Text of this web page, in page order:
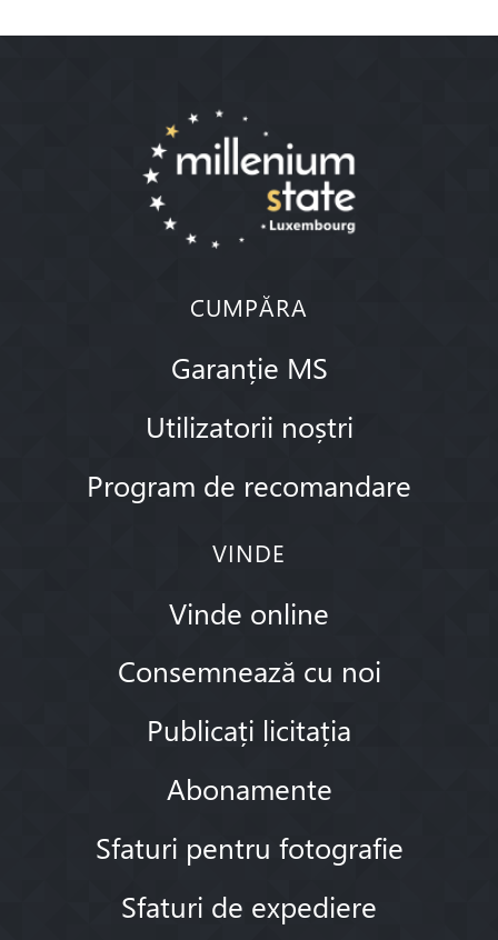
CUMPĂRA
Garanție MS
Utilizatorii noștri
Program de recomandare
VINDE
Vinde online
Consemnează cu noi
Publicați licitația
Abonamente
Sfaturi pentru fotografie
Sfaturi de expediere